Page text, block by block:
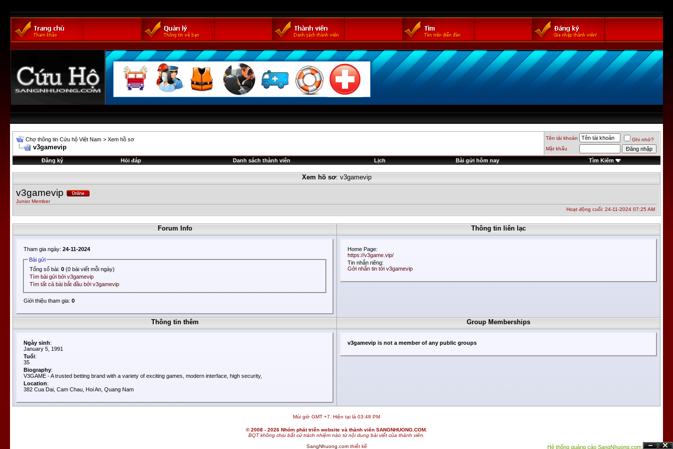
Chợ thông tin Cứu hộ Việt Nam > Xem hồ sơ
v3gamevip
Tên tài khoản
Ghi nhớ?
Mật khẩu
Đăng ký Hỏi đáp Danh sách thành viên Lịch Bài gửi hôm nay Tìm Kiếm
Xem hồ sơ: v3gamevip
v3gamevip
Junior Member
Hoạt động cuối: 24-11-2024 07:25 AM
Forum Info Thông tin liên lạc
Tham gia ngày: 24-11-2024
Bài gửi
Tổng số bài:0 (0 bài viết mỗi ngày)
Tìm bài gửi bởi v3gamevip
Tìm tất cả bài bắt đầu bởi v3gamevip
Giới thiệu tham gia: 0
Home Page:
https://v3game.vip/
Tin nhắn riêng:
Gởi nhắn tin tới v3gamevip
Thông tin thêm Group Memberships
Ngày sinh:
January 5, 1991
Tuổi:
35
Biography:
V3GAME - A trusted betting brand with a variety of exciting games, modern interface, high security,
Location:
382 Cua Dai, Cam Chau, Hoi An, Quang Nam
v3gamevip is not a member of any public groups
Hệ thống quảng cáo SangNhuong.com;
Múi giờ GMT +7. Hiện tại là 03:48 PM
© 2008 - 2026 Nhóm phát triển website và thành viên SANGNHUONG.COM.
BQT không chịu bất cứ trách nhiệm nào từ nội dung bài viết của thành viên.
SangNhuong.comthiết kế